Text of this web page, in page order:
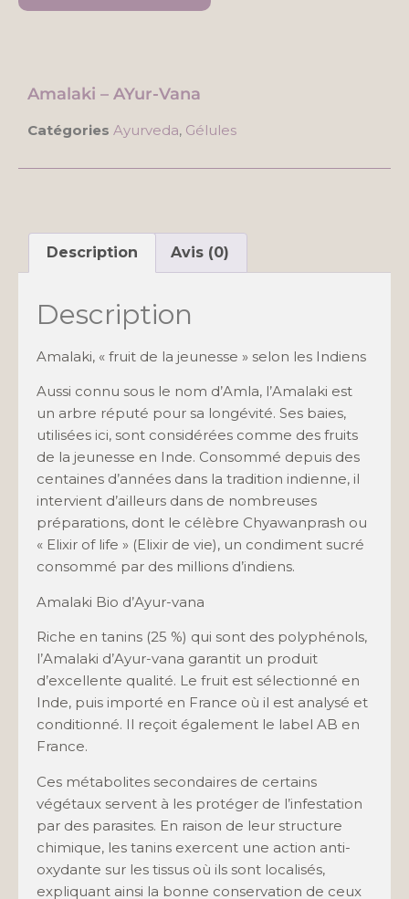
Amalaki – AYur-Vana
Catégories Ayurveda, Gélules
Description Avis (0)
Description
Amalaki, « fruit de la jeunesse » selon les Indiens
Aussi connu sous le nom d’Amla, l’Amalaki est
un arbre réputé pour sa longévité. Ses baies,
utilisées ici, sont considérées comme des fruits
de la jeunesse en Inde. Consommé depuis des
centaines d’années dans la tradition indienne, il
intervient d’ailleurs dans de nombreuses
préparations, dont le célèbre Chyawanprash ou
« Elixir of life » (Elixir de vie), un condiment sucré
consommé par des millions d’indiens.
Amalaki Bio d’Ayur-vana
Riche en tanins (25 %) qui sont des polyphénols,
l’Amalaki d’Ayur-vana garantit un produit
d’excellente qualité. Le fruit est sélectionné en
Inde, puis importé en France où il est analysé et
conditionné. Il reçoit également le label AB en
France.
Ces métabolites secondaires de certains
végétaux servent à les protéger de l’infestation
par des parasites. En raison de leur structure
chimique, les tanins exercent une action anti-
oxydante sur les tissus où ils sont localisés,
expliquant ainsi la bonne conservation de ceux